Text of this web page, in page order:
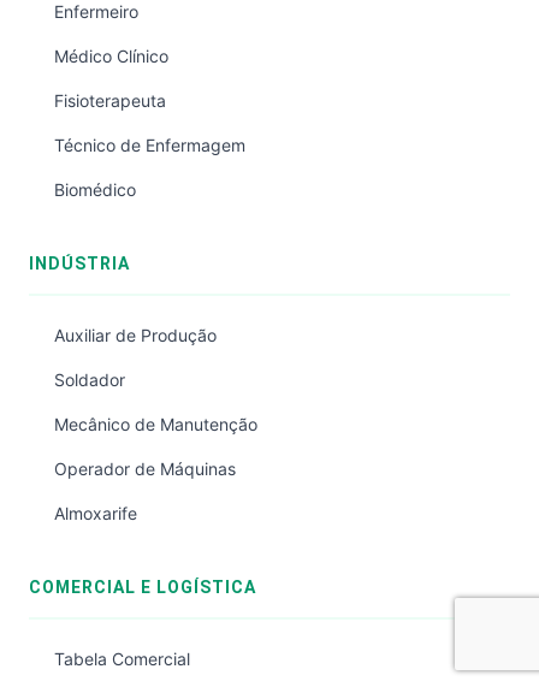
Enfermeiro
Médico Clínico
Fisioterapeuta
Técnico de Enfermagem
Biomédico
INDÚSTRIA
Auxiliar de Produção
Soldador
Mecânico de Manutenção
Operador de Máquinas
Almoxarife
COMERCIAL E LOGÍSTICA
Tabela Comercial